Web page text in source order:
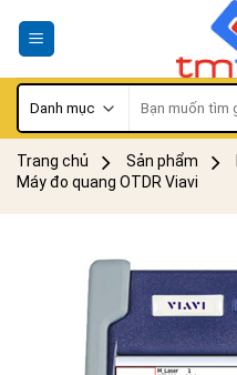
kiếm:
Trang chủ Sản phẩm
Máy đo quang OTDR Viavi